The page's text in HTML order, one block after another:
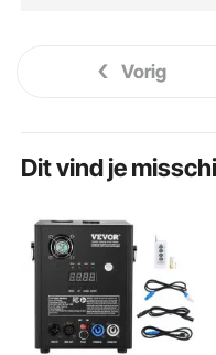
Vorig
Dit vind je